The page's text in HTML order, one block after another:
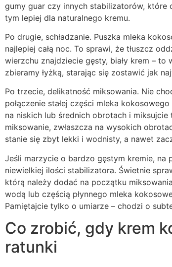
gumy guar czy innych stabilizatorów, które
tym lepiej dla naturalnego kremu.
Po drugie, schładzanie. Puszka mleka
najlepiej całą noc. To sprawi, że tłuszcz
wierzchu znajdziecie gęsty, biały krem – to
zbieramy łyżką, starając się zostawić jak
Po trzecie, delikatność miksowania. Nie
połączenie stałej części mleka
na niskich lub średnich obrotach i
miksowanie, zwłaszcza na wysokich
stanie się zbyt lekki i wodnisty, a nawet
Jeśli marzycie o bardzo gęstym kremie,
niewielkiej ilości stabilizatora. Świetnie
którą należy dodać na początku
wodą lub częścią płynnego mleka
Pamiętajcie tylko o umiarze – chodzi o
Co zrobić, gdy krem
ratunki